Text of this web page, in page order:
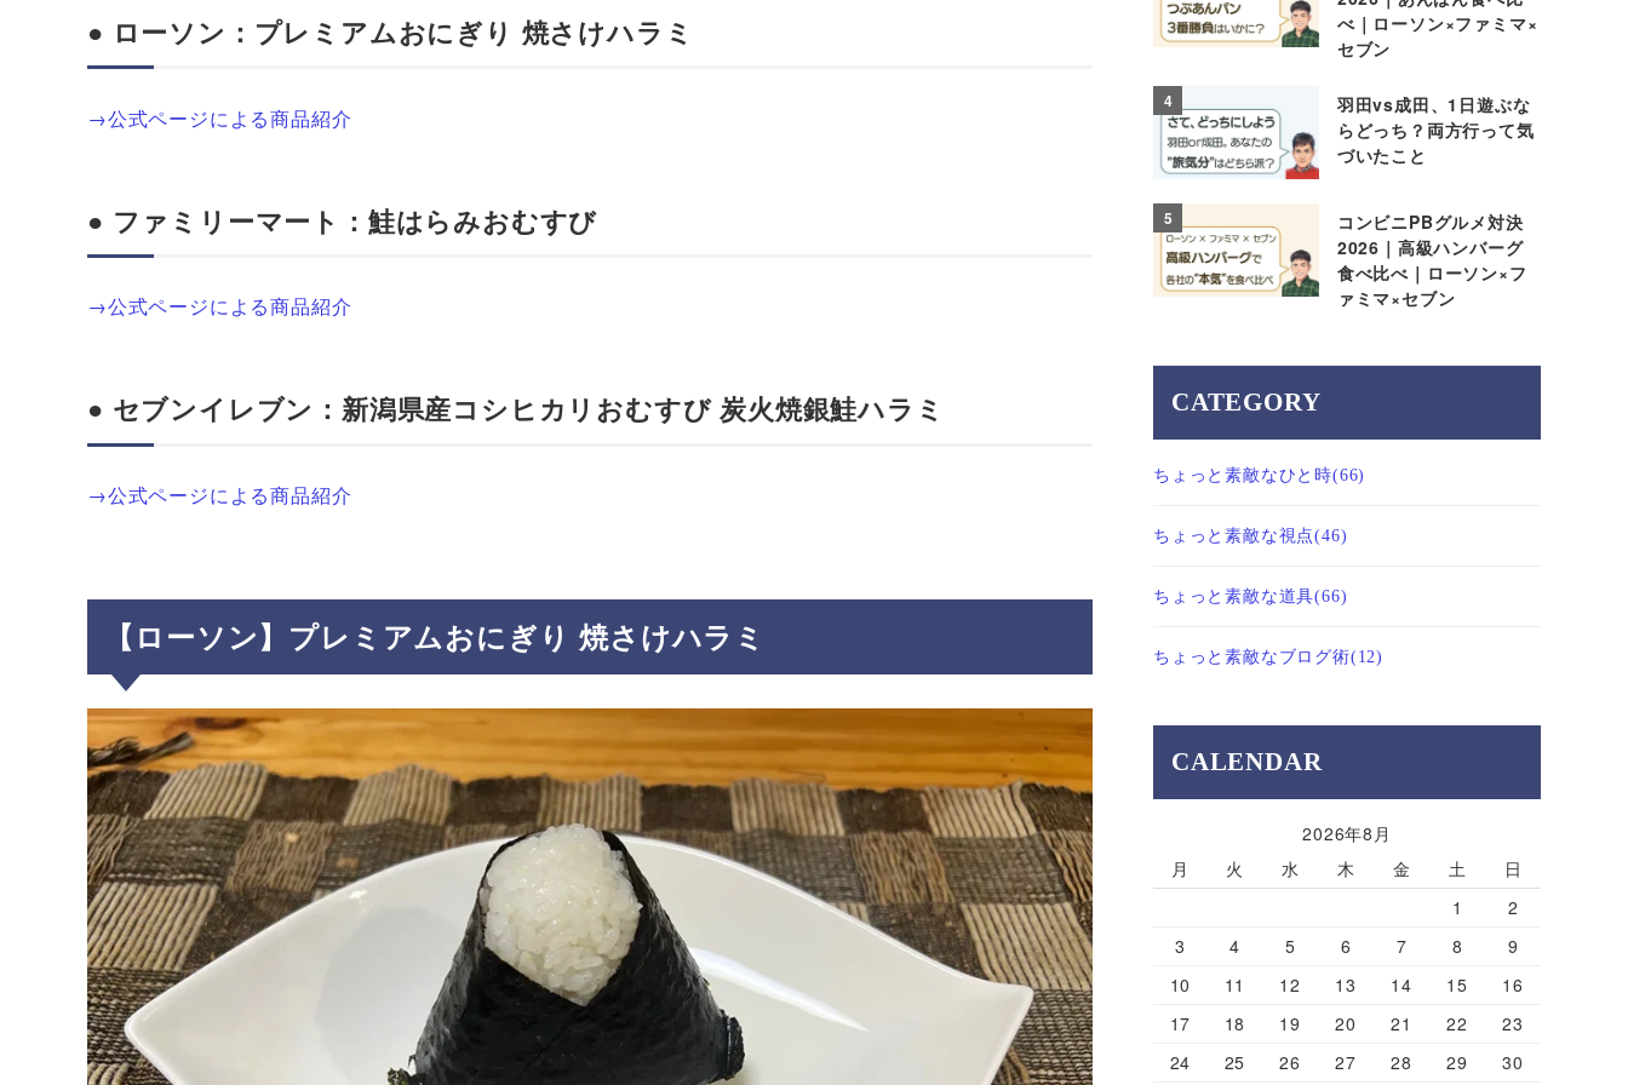
● ローソン：プレミアムおにぎり 焼さけハラミ
→公式ページによる商品紹介
● ファミリーマート：鮭はらみおむすび
→公式ページによる商品紹介
● セブンイレブン：新潟県産コシヒカリおむすび 炭火焼銀鮭ハラミ
→公式ページによる商品紹介
【ローソン】プレミアムおにぎり 焼さけハラミ
べ｜ローソン×ファミマ×
セブン
4
羽田vs成田、1日遊ぶな
らどっち？両方行って気
づいたこと
5
コンビニPBグルメ対決
2026｜高級ハンバーグ
食べ比べ｜ローソン×フ
ァミマ×セブン
CATEGORY
ちょっと素敵なひと時(66)
ちょっと素敵な視点(46)
ちょっと素敵な道具(66)
ちょっと素敵なブログ術(12)
CALENDAR
2026年8月
月
火 水 木 金 土
日
1
2
3
4 5 6 7 8
9
10
11 12 13 14 15
16
17
18 19 20 21 22
23
24
25 26 27 28 29 30